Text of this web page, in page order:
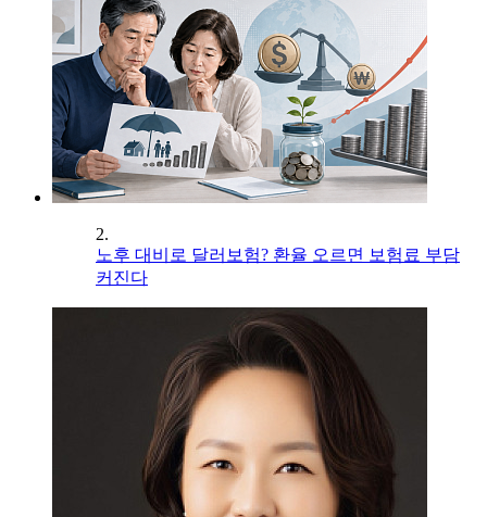
2.
노후 대비로 달러보험? 환율 오르면 보험료 부담
커진다